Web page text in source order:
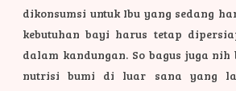
dikonsumsi untuk Ibu yang sedang
kebutuhan bayi harus tetap
dalam kandungan. So bagus juga nih
nutrisi bumi di luar sana yang